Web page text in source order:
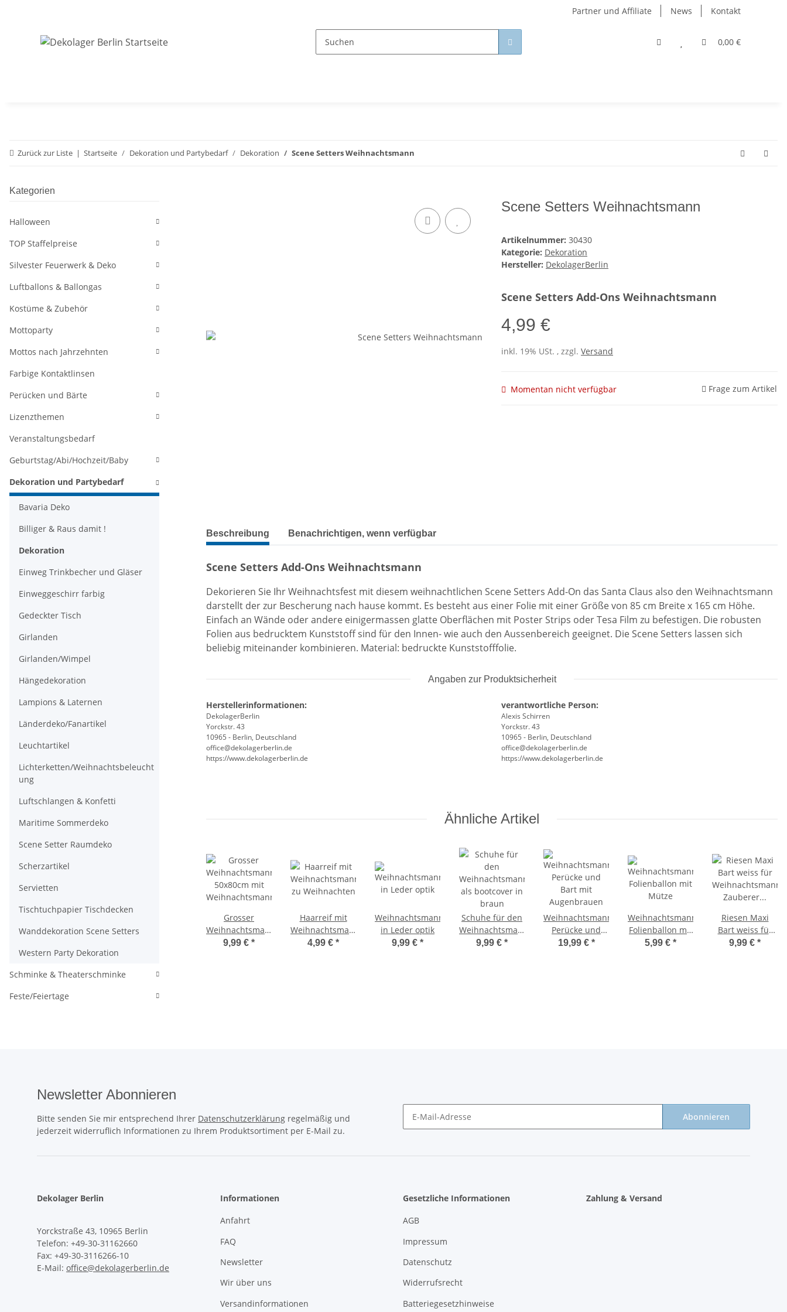
Partner und Affiliate News Kontakt
0,00 €
Zurück zur Liste Startseite Dekoration und Partybedarf Dekoration Scene Setters Weihnachtsmann
Scene Setters Weihnachtsmann
Artikelnummer: 30430
Kategorie: Dekoration
Hersteller: DekolagerBerlin
Scene Setters Add-Ons Weihnachtsmann
4,99 €
inkl. 19% USt. , zzgl. Versand
Momentan nicht verfügbar Frage zum Artikel
weitere Registerkarten anzeigen
Beschreibung Benachrichtigen, wenn verfügbar
Scene Setters Add-Ons Weihnachtsmann
Dekorieren Sie Ihr Weihnachtsfest mit diesem weihnachtlichen Scene Setters Add-On das Santa Claus also den Weihnachtsmann
darstellt der zur Bescherung nach hause kommt. Es besteht aus einer Folie mit einer Größe von 85 cm Breite x 165 cm Höhe.
Einfach an Wände oder andere einigermassen glatte Oberflächen mit Poster Strips oder Tesa Film zu befestigen. Die robusten
Folien aus bedrucktem Kunststoff sind für den Innen- wie auch den Aussenbereich geeignet. Die Scene Setters lassen sich
beliebig miteinander kombinieren. Material: bedruckte Kunststofffolie.
Angaben zur Produktsicherheit
Herstellerinformationen:
DekolagerBerlin
Yorckstr. 43
10965 - Berlin, Deutschland
office@dekolagerberlin.de
https://www.dekolagerberlin.de
verantwortliche Person:
Alexis Schirren
Yorckstr. 43
10965 - Berlin, Deutschland
office@dekolagerberlin.de
https://www.dekolagerberlin.de
Ähnliche Artikel
Grosser
Weihnachtsmannsack
50x80cm mit
9,99 € *
Haarreif mit
Weihnachtsmann
zu Weihnachten
4,99 € *
Weihnachtsmanngürtel
in Leder optik
9,99 € *
Schuhe für den
Weihnachtsmannn
als bootcover in
9,99 € *
Weihnachtsmann
Perücke und
Bart mit
19,99 € *
Weihnachtsmann
Folienballon mit
Mütze
5,99 € *
Riesen Maxi
Bart weiss für
Weihnachtsmann
9,99 € *
Kategorien
Halloween
TOP Staffelpreise
Silvester Feuerwerk & Deko
Luftballons & Ballongas
Kostüme & Zubehör
Mottoparty
Mottos nach Jahrzehnten
Farbige Kontaktlinsen
Perücken und Bärte
Lizenzthemen
Veranstaltungsbedarf
Geburtstag/Abi/Hochzeit/Baby
Dekoration und Partybedarf
Bavaria Deko
Billiger & Raus damit !
Dekoration
Einweg Trinkbecher und Gläser
Einweggeschirr farbig
Gedeckter Tisch
Girlanden
Girlanden/Wimpel
Hängedekoration
Lampions & Laternen
Länderdeko/Fanartikel
Leuchtartikel
Lichterketten/Weihnachtsbeleucht
ung
Luftschlangen & Konfetti
Maritime Sommerdeko
Scene Setter Raumdeko
Scherzartikel
Servietten
Tischtuchpapier Tischdecken
Wanddekoration Scene Setters
Western Party Dekoration
Schminke & Theaterschminke
Feste/Feiertage
Newsletter Abonnieren
Bitte senden Sie mir entsprechend Ihrer Datenschutzerklärung regelmäßig und
jederzeit widerruflich Informationen zu Ihrem Produktsortiment per E-Mail zu.
Abonnieren
Dekolager Berlin
Yorckstraße 43, 10965 Berlin
Telefon: +49-30-31162660
Fax: +49-30-3116266-10
E-Mail: office@dekolagerberlin.de
Informationen
Anfahrt
FAQ
Newsletter
Wir über uns
Versandinformationen
Gesetzliche Informationen
AGB
Impressum
Datenschutz
Widerrufsrecht
Batteriegesetzhinweise
Zahlung & Versand